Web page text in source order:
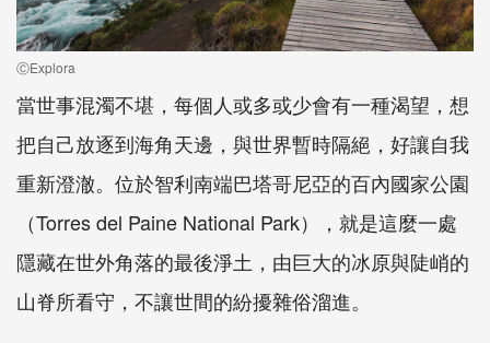
ⒸExplora
當世事混濁不堪，每個人或多或少會有一種渴望，想
把自己放逐到海角天邊，與世界暫時隔絕，好讓自我
重新澄澈。位於智利南端巴塔哥尼亞的百內國家公園
（Torres del Paine National Park），就是這麼一處
隱藏在世外角落的最後淨土，由巨大的冰原與陡峭的
山脊所看守，不讓世間的紛擾雜俗溜進。